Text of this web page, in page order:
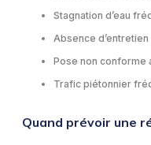
Stagnation d’eau
Absence
Pose non conforme
Trafic piétonnier
Quand prévoir une